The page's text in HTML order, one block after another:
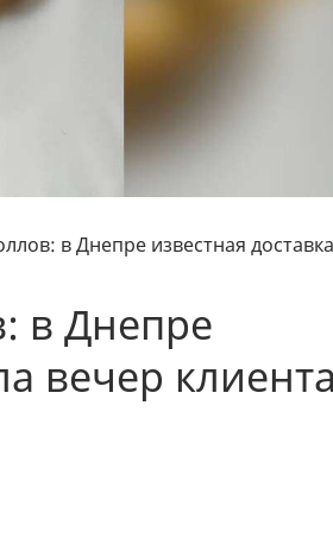
в Днепре известная доставка
в Днепре
вечер